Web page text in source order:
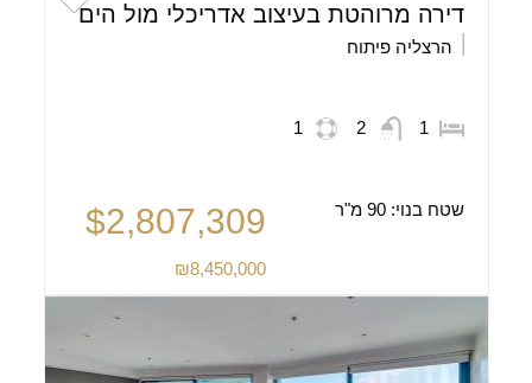
דירה מרוהטת בעיצוב אדריכלי מול הים
הרצליה פיתוח
1
2
1
שטח בנוי:90 מ"ר $2,807,309
₪8,450,000